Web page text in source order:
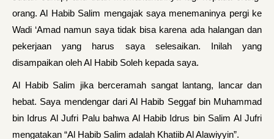
orang. Al Habib Salim mengajak saya menemaninya pergi ke
Wadi ‘Amad namun saya tidak bisa karena ada halangan dan
pekerjaan yang harus saya selesaikan. Inilah yang
disampaikan oleh Al Habib Soleh kepada saya.
Al Habib Salim jika berceramah sangat lantang, lancar dan
hebat. Saya mendengar dari Al Habib Seggaf bin Muhammad
bin Idrus Al Jufri Palu bahwa Al Habib Idrus bin Salim Al Jufri
mengatakan “Al Habib Salim adalah Khatiib Al Alawiyyin”.